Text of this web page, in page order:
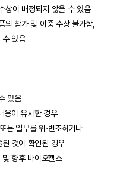
상이 배정되지 않을 수 있음
의 참가 및 이중 수상 불가함,
수 있음
있음
용이 유사한 경우
는 일부를 위·변조하거나
것이 확인된 경우
향후 바이오헬스